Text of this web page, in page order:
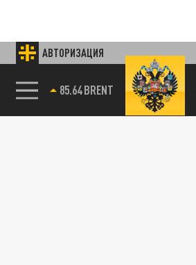
АВТОРИЗАЦИЯ
85.64 BRENT